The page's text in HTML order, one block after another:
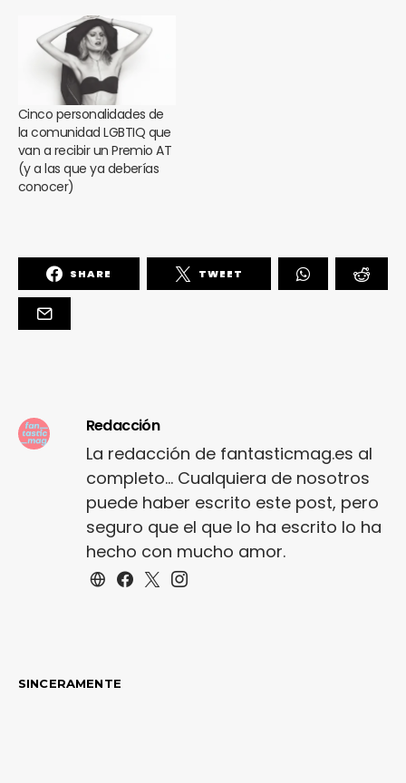
Cinco personalidades de
la comunidad LGBTIQ que
van a recibir un Premio AT
(y a las que ya deberías
conocer)
SHARE TWEET
Redacción
La redacción de fantasticmag.es al
completo... Cualquiera de nosotros
puede haber escrito este post, pero
seguro que el que lo ha escrito lo ha
hecho con mucho amor.
SINCERAMENTE